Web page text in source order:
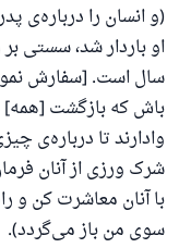
(و انسان را درباره‌ی
او باردار شد، سستی
سال است. [سفارش
وادارند تا درباره‌ی
شرک ورزی از آنان
با آنان معاشرت کن و
سوی من باز می‌گردد).